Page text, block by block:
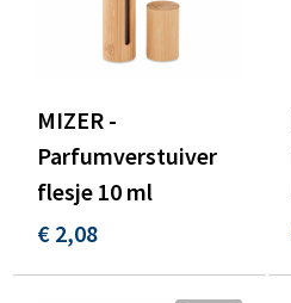
MIZER -
Parfumverstuiver
flesje 10 ml
€ 2,08